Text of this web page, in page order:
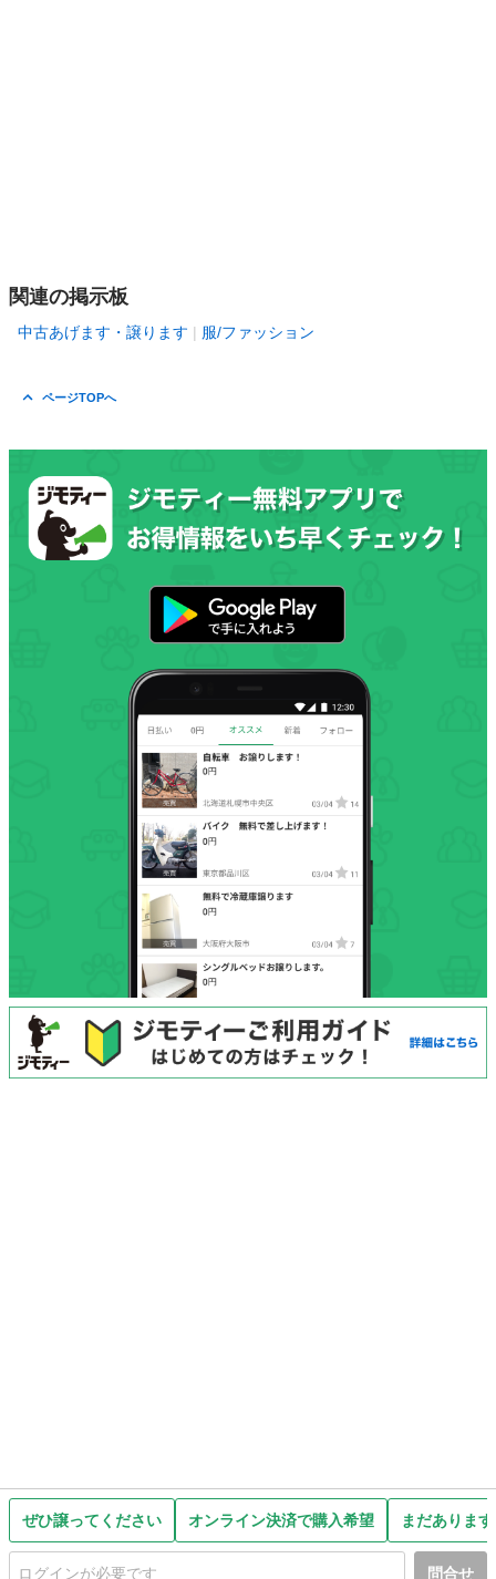
ぜひ譲ってください オンライン決済で購入希望 まだありま
問合せ
関連の掲示板
中古あげます・譲ります 服/ファッション
ページTOPへ